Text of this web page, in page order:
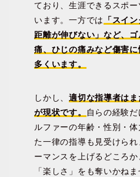
ており、生涯できるスポ
います。一方では
「スイ
距離が伸びない」など、
痛、ひじの痛みなど傷害
多くいます。
しかし、適切な指導者は
が現状です。
自らの経験
ルファーの年齢・性別・
た一律の指導も見受けら
ーマンスを上げるどころ
「楽しさ」をも奪いかねま